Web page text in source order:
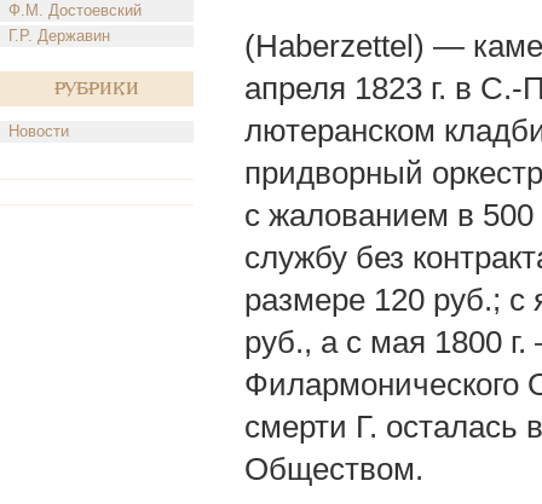
Ф.М. Достоевский
Г.Р. Державин
Рубрики
Новости
(Haberzettel) —
апреля 1823 г. в С.-
лютеранском
придворный
с жалованием в 500
службу без
размере 120 руб.; с
руб., а с мая 1800
Филармонического
смерти Г. осталась
Обществом.